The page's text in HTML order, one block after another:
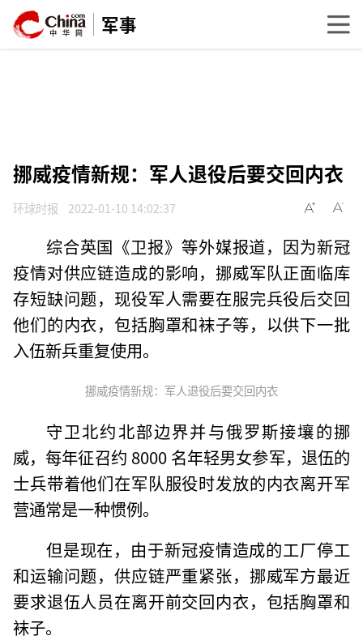
军事
挪威疫情新规：军人退役后要交回内衣
环球时报 2022-01-10 14:02:37
综合英国《卫报》等外媒报道，因为新冠
疫情对供应链造成的影响，挪威军队正面临库
存短缺问题，现役军人需要在服完兵役后交回
他们的内衣，包括胸罩和袜子等，以供下一批
入伍新兵重复使用。
挪威疫情新规：军人退役后要交回内衣
守卫北约北部边界并与俄罗斯接壤的挪
威，每年征召约 8000 名年轻男女参军，退伍的
士兵带着他们在军队服役时发放的内衣离开军
营通常是一种惯例。
但是现在，由于新冠疫情造成的工厂停工
和运输问题，供应链严重紧张，挪威军方最近
要求退伍人员在离开前交回内衣，包括胸罩和
袜子。